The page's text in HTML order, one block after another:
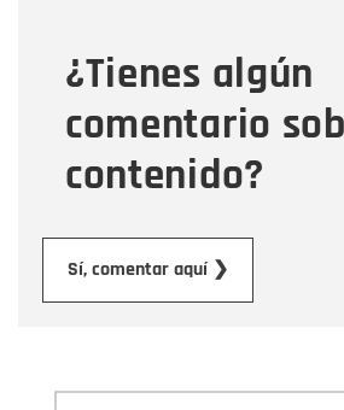
¿Tienes algún
comentario
contenido?
Sí, comentar aquí ❯
Mensaje